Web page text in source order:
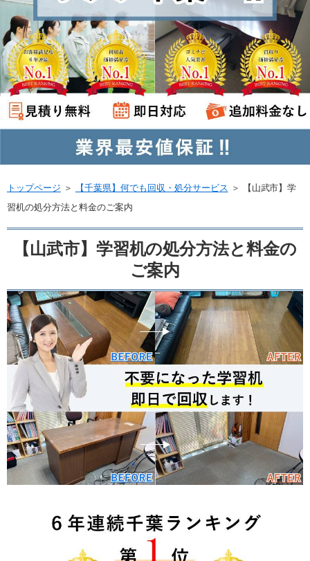
トップページ ＞ 【千葉県】何でも回収・処分サービス ＞
【山武市】学
習机の処分方法と料金のご案内
【山武市】学習机の処分方法と料金の
ご案内